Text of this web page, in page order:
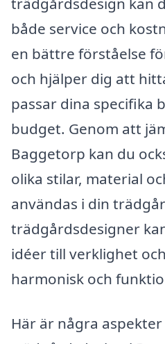
både service och
en bättre förståelse
och hjälper dig att
passar dina specifika
budget. Genom att
Baggetorp kan du
olika stilar, material
användas i din
trädgårdsdesigner
idéer till verklighet
harmonisk och
Här är några